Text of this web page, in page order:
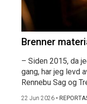
Brenner
– Siden 2015, da
gang, har jeg levd
Rennebu Sag og
22 Jun 2026 •